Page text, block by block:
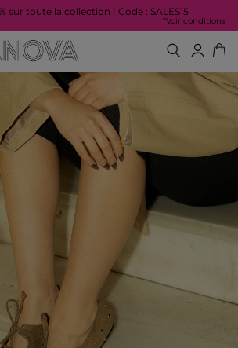
sur toute la collection | Code : SALES15
*Voir conditions